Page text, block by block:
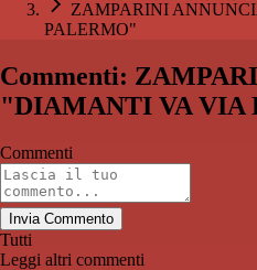
ZAMPARINI
PALERMO"
Commenti:
"DIAMANTI VA VIA
Commenti
Invia Commento
Tutti
Leggi altri commenti